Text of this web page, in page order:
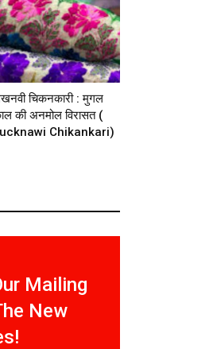
चिकनकारी : मुगल
की अनमोल विरासत (
Chikankari)
Mailing
New